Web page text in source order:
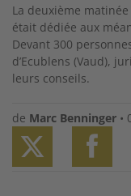
La deuxième
était dédiée aux
Devant 300
d’Ecublens (Vaud),
leurs conseils.
de Marc Benninger •